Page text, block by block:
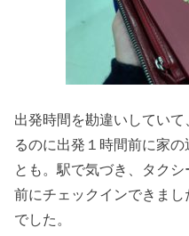
出発時間を勘違いしてい
るのに出発１時間前に家
とも。駅で気づき、タク
前にチェックインできま
でした。